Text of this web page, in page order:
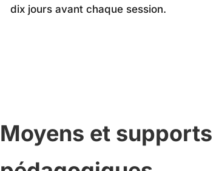
dix jours avant chaque session.
Moyens et supports